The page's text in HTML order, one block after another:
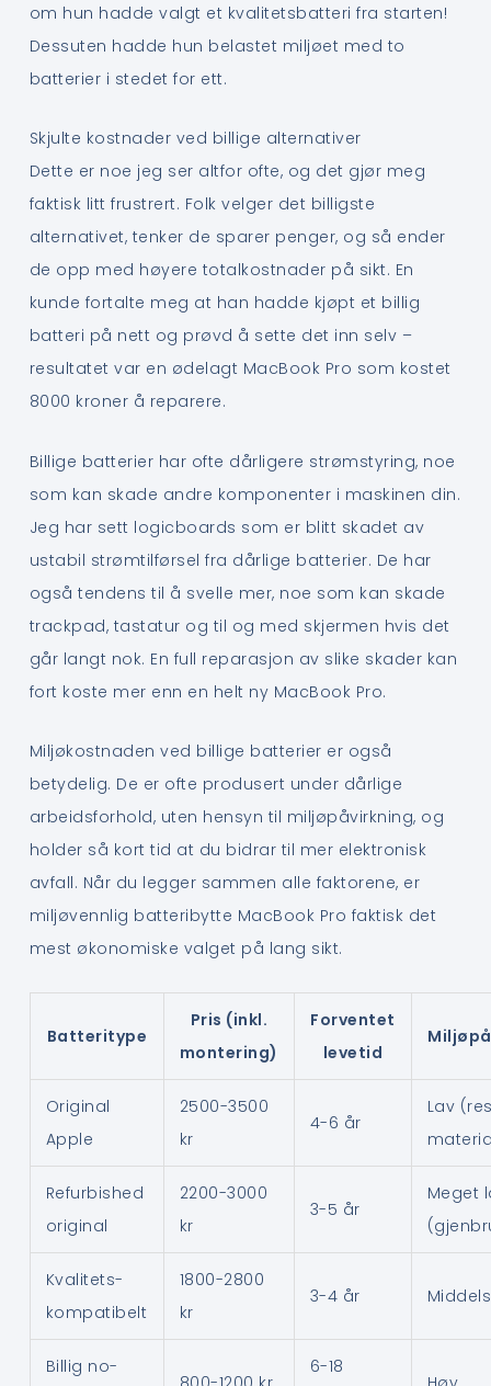
om hun hadde valgt et kvalitetsbatteri fra starten!
Dessuten hadde hun belastet miljøet med to
batterier i stedet for ett.
Skjulte kostnader ved billige alternativer
Dette er noe jeg ser altfor ofte, og det gjør meg
faktisk litt frustrert. Folk velger det billigste
alternativet, tenker de sparer penger, og så ender
de opp med høyere totalkostnader på sikt. En
kunde fortalte meg at han hadde kjøpt et billig
batteri på nett og prøvd å sette det inn selv –
resultatet var en ødelagt MacBook Pro som kostet
8000 kroner å reparere.
Billige batterier har ofte dårligere strømstyring, noe
som kan skade andre komponenter i maskinen din.
Jeg har sett logicboards som er blitt skadet av
ustabil strømtilførsel fra dårlige batterier. De har
også tendens til å svelle mer, noe som kan skade
trackpad, tastatur og til og med skjermen hvis det
går langt nok. En full reparasjon av slike skader kan
fort koste mer enn en helt ny MacBook Pro.
Miljøkostnaden ved billige batterier er også
betydelig. De er ofte produsert under dårlige
arbeidsforhold, uten hensyn til miljøpåvirkning, og
holder så kort tid at du bidrar til mer elektronisk
avfall. Når du legger sammen alle faktorene, er
miljøvennlig batteribytte MacBook Pro faktisk det
mest økonomiske valget på lang sikt.
Batteritype
Pris (inkl.
montering)
Forventet
levetid
Original
Apple
2500-3500
kr
4-6 år
Lav
Refurbished
original
2200-3000
kr
3-5 år
Meget
Kvalitets-
kompatibelt
1800-2800
kr
3-4 år Middels
Billig no- 6-18